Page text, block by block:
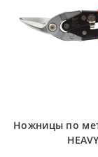
Ножницы по